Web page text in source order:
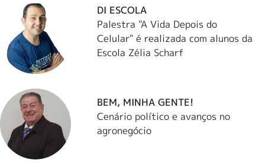
DI ESCOLA
Palestra "A Vida Depois do
Celular" é realizada com alunos da
Escola Zélia Scharf
BEM, MINHA GENTE!
Cenário político e avanços no
agronegócio